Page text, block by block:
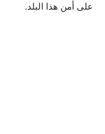
على أمن هذا البلد.